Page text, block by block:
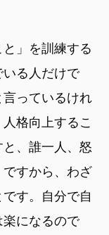
」を訓練する
る人だけで
っているけれ
格向上するこ
、誰一人、怒
すから、わざ
す。自分で自
になるので